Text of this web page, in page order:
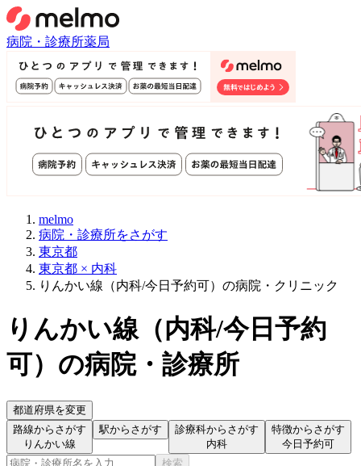
病院・診療所薬局
melmo
病院・診療所をさがす
東京都
東京都 × 内科
りんかい線（内科/今日予約可）の病院・クリニック
りんかい線（内科/今日予約
可） の病院・診療所
都道府県を変更
路線からさがす
りんかい線
駅からさがす
診療科からさがす
内科
特徴からさがす
今日予約可
検索